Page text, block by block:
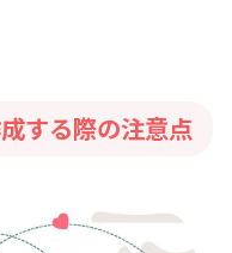
する際の注意点